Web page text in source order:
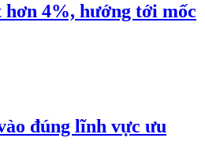
hơn 4%, hướng tới mốc
đúng lĩnh vực ưu